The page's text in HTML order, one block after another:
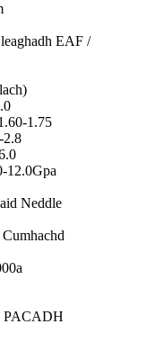
EAF /
1.75
2.8
Neddle
PACADH